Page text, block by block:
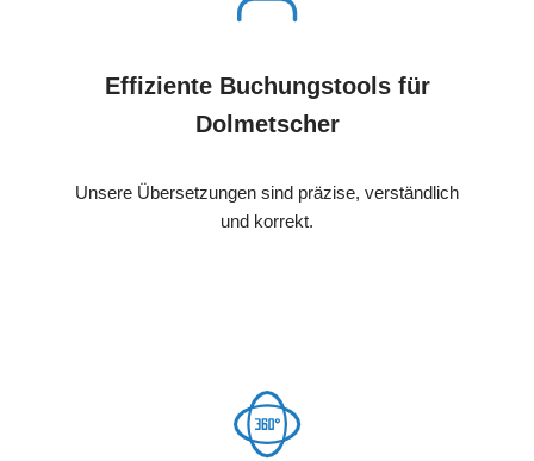
Effiziente Buchungstools für
Dolmetscher
Unsere Übersetzungen sind präzise, verständlich
und korrekt.